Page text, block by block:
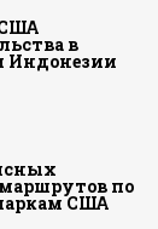
США
в
Индонезии
по
США